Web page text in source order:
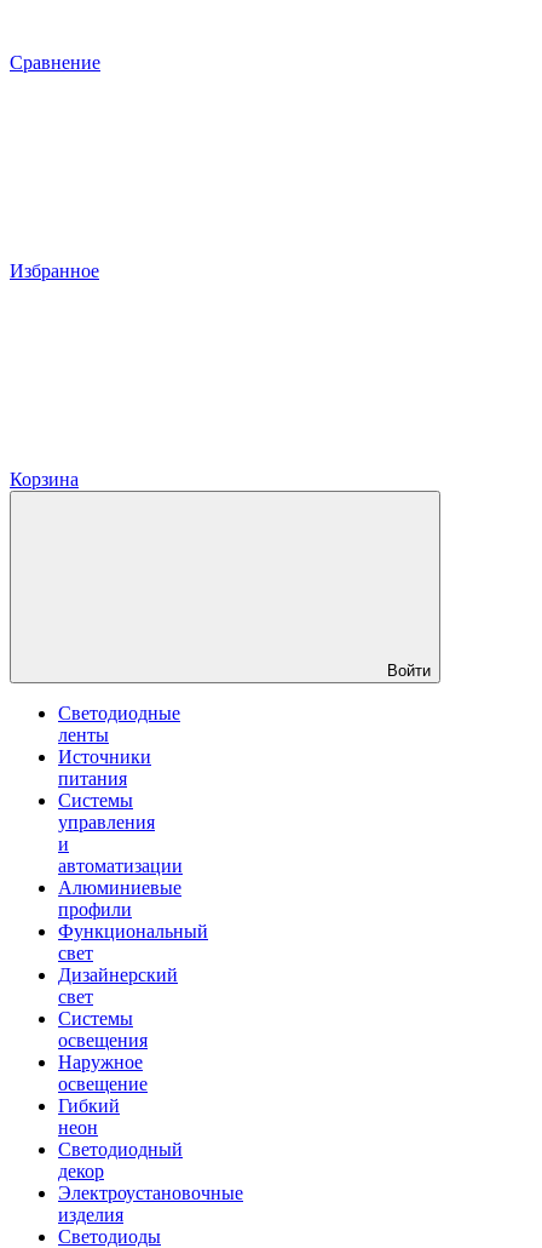
Сравнение
Избранное
Корзина
Войти
Светодиодные
ленты
Источники
питания
Системы
управления
и
автоматизации
Алюминиевые
профили
Функциональный
свет
Дизайнерский
свет
Системы
освещения
Наружное
освещение
Гибкий
неон
Светодиодный
декор
Электроустановочные
изделия
Светодиоды